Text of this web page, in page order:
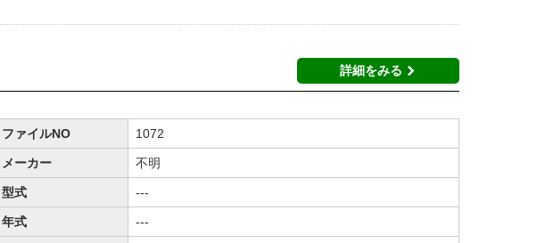
詳細をみる
ファイルNO 1072
メーカー 不明
型式 ---
年式 ---